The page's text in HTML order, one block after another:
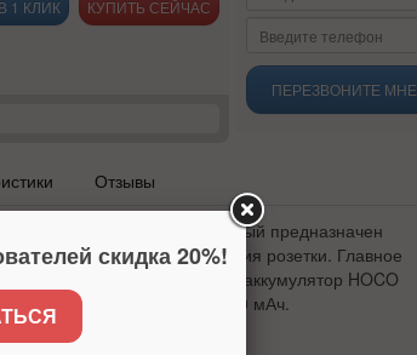
1 КЛИК
ПЕРЕЗВОНИТЕ МНЕ
Отзывы
- это аккумулятор, который предназначен
вне зависимости от наличия розетки. Главное
размеры. Внешний аккумулятор HOCO
составляет 2500 мАч.
скидка 20%!